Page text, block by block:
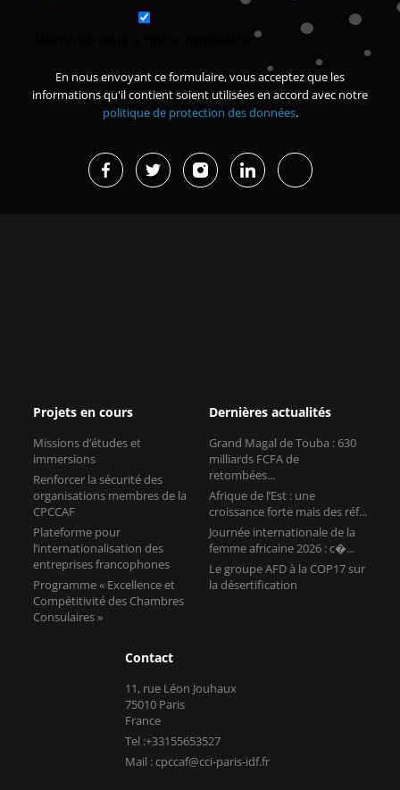
Abonnez-vous à notre newsletter
En nous envoyant ce formulaire, vous acceptez que les
informations qu'il contient soient utilisées en accord avec notre
politique de protection des données.
CPCCAF
l’internationalisation des
entreprises francophones
Programme « Excellence et
Compétitivité des Chambres
Consulaires »
croissance forte mais des réf...
femme africaine 2026 : c�...
Le groupe AFD à la COP17 sur
Contact
11, rue Léon Jouhaux
75010 Paris
Mail : cpccaf@cci-paris-idf.fr
Copyright © CPCCAF 2026 -Mentions légales
Comment référencer son site internet